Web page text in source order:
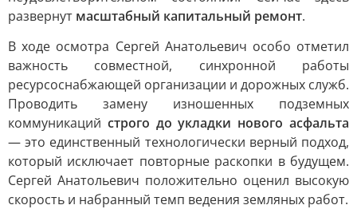
развернут масштабный капитальный ремонт.
В ходе осмотра Сергей Анатольевич особо отметил
важность совместной, синхронной работы
ресурсоснабжающей организации и дорожных служб.
Проводить замену изношенных подземных
коммуникаций строго до укладки нового асфальта
— это единственный технологически верный подход,
который исключает повторные раскопки в будущем.
Сергей Анатольевич положительно оценил высокую
скорость и набранный темп ведения земляных работ.